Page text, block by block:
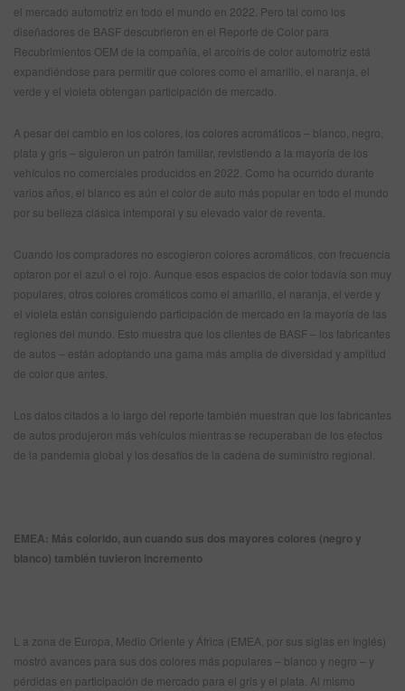
el mercado automotriz en todo el mundo en 2022. Pero tal como los
diseñadores de BASF descubrieron en el Reporte de Color para
Recubrimientos OEM de la compañía, el arcoíris de color automotriz está
expandiéndose para permitir que colores como el amarillo, el naranja, el
verde y el violeta obtengan participación de mercado.
A pesar del cambio en los colores, los colores acromáticos – blanco, negro,
plata y gris – siguieron un patrón familiar, revistiendo a la mayoría de los
vehículos no comerciales producidos en 2022. Como ha ocurrido durante
varios años, el blanco es aún el color de auto más popular en todo el mundo
por su belleza clásica intemporal y su elevado valor de reventa.
Cuando los compradores no escogieron colores acromáticos, con frecuencia
optaron por el azul o el rojo. Aunque esos espacios de color todavía son muy
populares, otros colores cromáticos como el amarillo, el naranja, el verde y
el violeta están consiguiendo participación de mercado en la mayoría de las
regiones del mundo. Esto muestra que los clientes de BASF – los fabricantes
de autos – están adoptando una gama más amplia de diversidad y amplitud
de color que antes.
Los datos citados a lo largo del reporte también muestran que los fabricantes
de autos produjeron más vehículos mientras se recuperaban de los efectos
de la pandemia global y los desafíos de la cadena de suministro regional.
EMEA: Más colorido, aun cuando sus dos mayores colores (negro y
blanco) también tuvieron incremento
L a zona de Europa, Medio Oriente y África (EMEA, por sus siglas en Inglés)
mostró avances para sus dos colores más populares – blanco y negro – y
pérdidas en participación de mercado para el gris y el plata. Al mismo